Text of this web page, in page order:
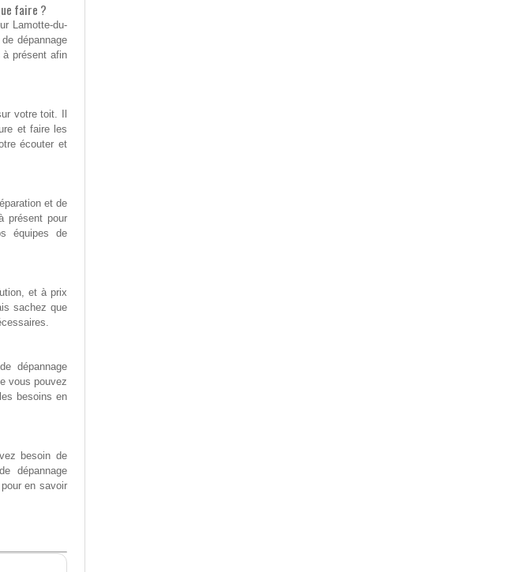
faire ?
Lamotte-du-
dépannage
présent afin
votre toit. Il
et faire les
écouter et
et de
présent pour
équipes de
et à prix
sachez que
dépannage
vous pouvez
besoins en
besoin de
dépannage
en savoir